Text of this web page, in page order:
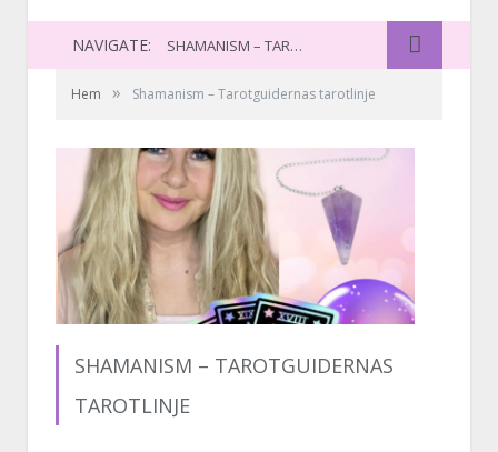
NAVIGATE: SHAMANISM – TAROTGUIDERNAS TAROTLINJE
Hem » Shamanism – Tarotguidernas tarotlinje
SHAMANISM – TAROTGUIDERNAS
TAROTLINJE